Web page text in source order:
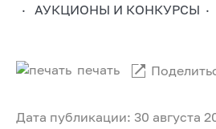
АУКЦИОНЫ И КОНКУРСЫ
Дата публикации: 30 августа
печать